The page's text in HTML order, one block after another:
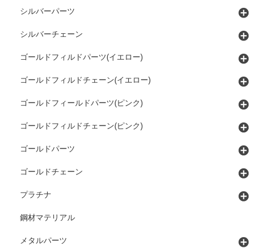
シルバーパーツ
シルバーチェーン
ゴールドフィルドパーツ(イエロー)
ゴールドフィルドチェーン(イエロー)
ゴールドフィールドパーツ(ピンク)
ゴールドフィルドチェーン(ピンク)
ゴールドパーツ
ゴールドチェーン
プラチナ
鋼材マテリアル
メタルパーツ